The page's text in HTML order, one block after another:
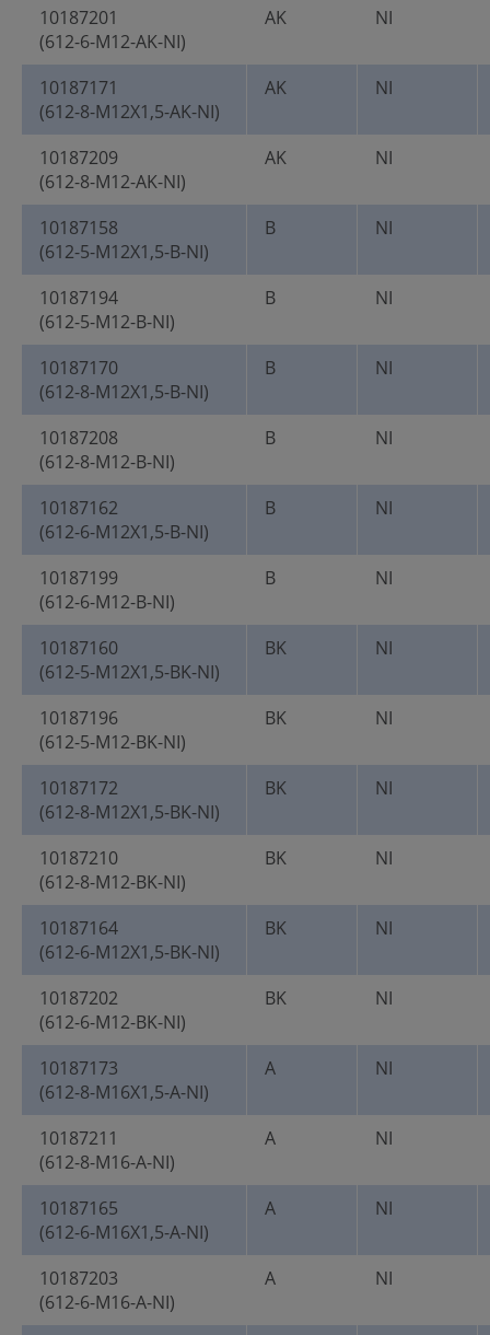
10187201
(612-6-M12-AK-NI)
AK NI
10187171
(612-8-M12X1,5-AK-NI)
AK NI
10187209
(612-8-M12-AK-NI)
AK NI
10187158
(612-5-M12X1,5-B-NI)
B NI
10187194
(612-5-M12-B-NI)
B NI
10187170
(612-8-M12X1,5-B-NI)
B NI
10187208
(612-8-M12-B-NI)
B NI
10187162
(612-6-M12X1,5-B-NI)
B NI
10187199
(612-6-M12-B-NI)
B NI
10187160
(612-5-M12X1,5-BK-NI)
BK NI
10187196
(612-5-M12-BK-NI)
BK NI
10187172
(612-8-M12X1,5-BK-NI)
BK NI
10187210
(612-8-M12-BK-NI)
BK NI
10187164
(612-6-M12X1,5-BK-NI)
BK NI
10187202
(612-6-M12-BK-NI)
BK NI
10187173
(612-8-M16X1,5-A-NI)
A NI
10187211
(612-8-M16-A-NI)
A NI
10187165
(612-6-M16X1,5-A-NI)
A NI
10187203
(612-6-M16-A-NI)
A NI